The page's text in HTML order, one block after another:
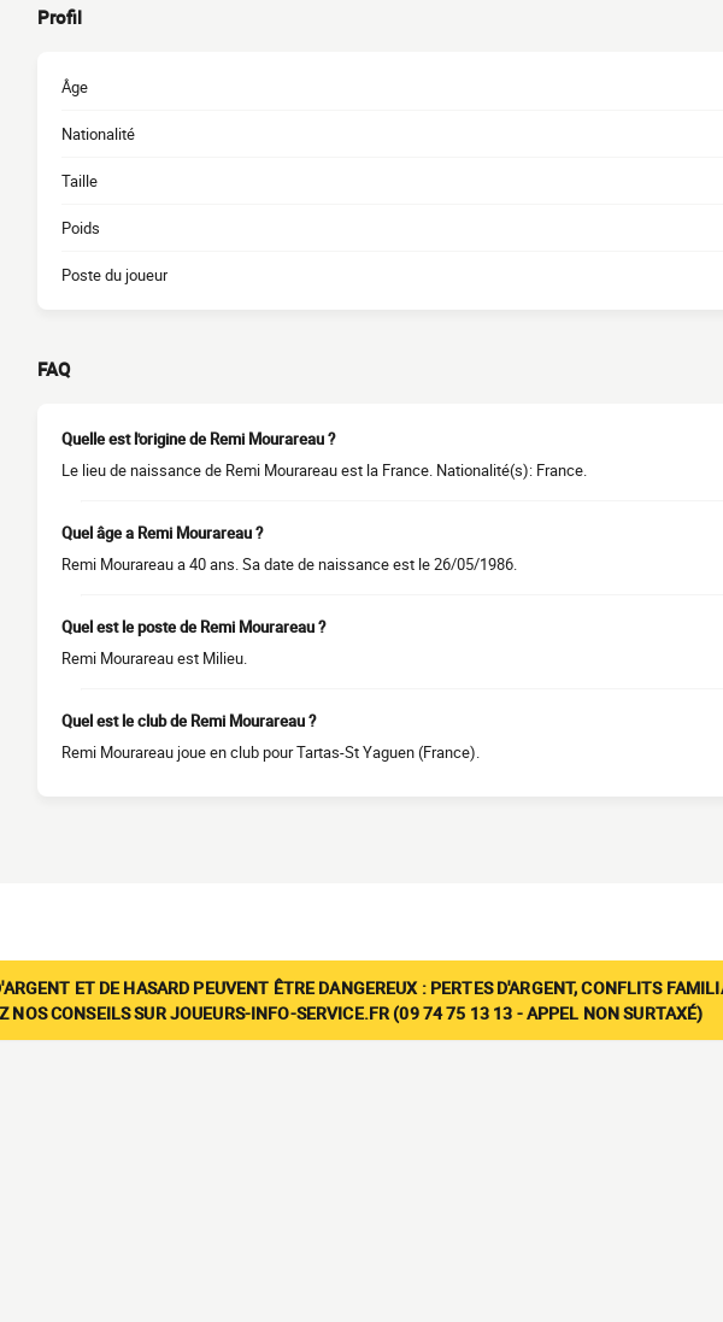
Profil
Âge
Nationalité
Taille
Poids
Poste du joueur
FAQ
Quelle est l'origine de Remi Mourareau ?
Le lieu de naissance de Remi Mourareau est la France. Nationalité(s): France.
Quel âge a Remi Mourareau ?
Remi Mourareau a 40 ans. Sa date de naissance est le 26/05/1986.
Quel est le poste de Remi Mourareau ?
Remi Mourareau est Milieu.
Quel est le club de Remi Mourareau ?
Remi Mourareau joue en club pour Tartas-St Yaguen (France).
ET DE HASARD PEUVENT ÊTRE DANGEREUX : PERTES D'ARGENT, CONFLITS
NOS CONSEILS SUR JOUEURS-INFO-SERVICE.FR (09 74 75 13 13 - APPEL NON SURTAXÉ)